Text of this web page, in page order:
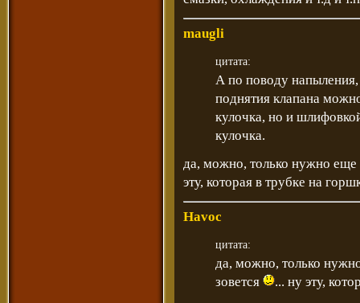
maugli
цитата:
А по поводу напыления,
поднятия клапана
кулочка, но и
кулочка.
да, можно, только нужно еще
эту, которая в трубке на
Havoc
цитата:
да, можно, только
зовется
... ну эту,